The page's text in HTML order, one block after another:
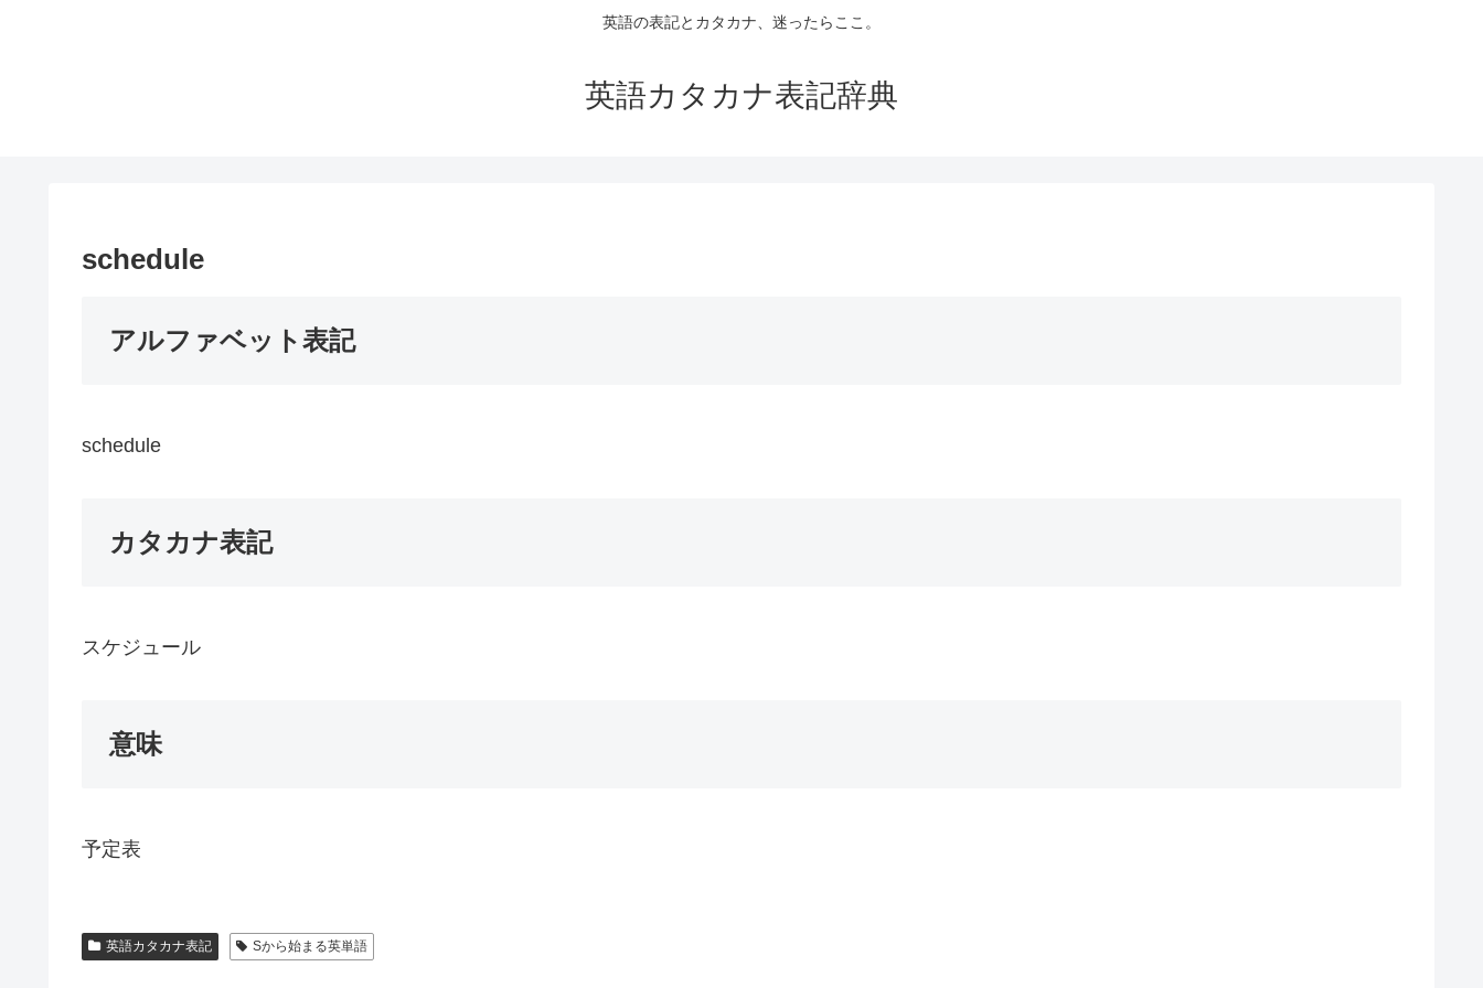
英語の表記とカタカナ、迷ったらここ。
英語カタカナ表記辞典
schedule
アルファベット表記
schedule
カタカナ表記
スケジュール
意味
予定表
英語カタカナ表記 Sから始まる英単語